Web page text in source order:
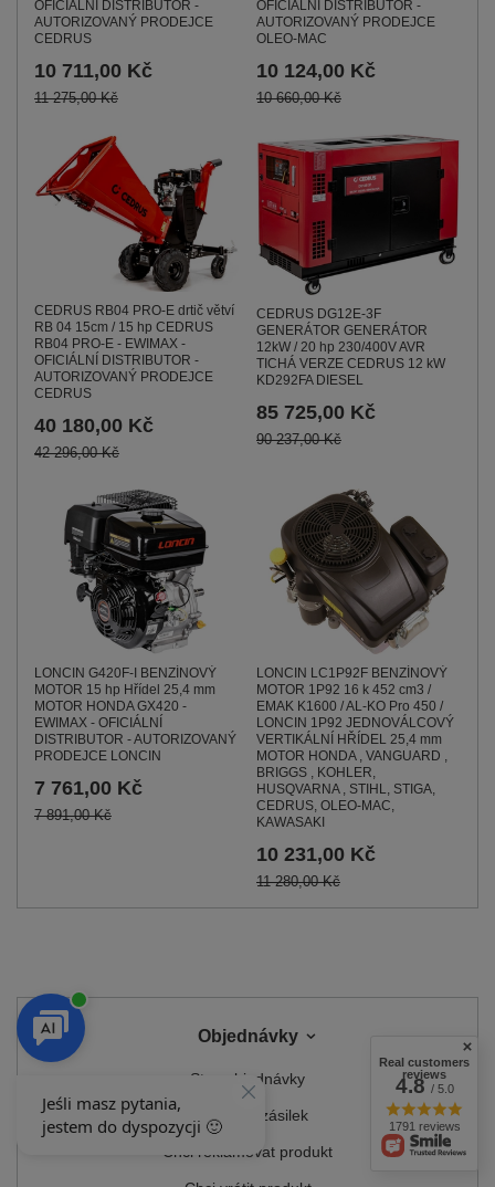
OFICIÁLNÍ DISTRIBUTOR -
AUTORIZOVANÝ PRODEJCE
CEDRUS
10 711,00 Kč
11 275,00 Kč
OFICIÁLNÍ DISTRIBUTOR -
AUTORIZOVANÝ PRODEJCE
OLEO-MAC
10 124,00 Kč
10 660,00 Kč
CEDRUS RB04 PRO-E drtič větví
RB 04 15cm / 15 hp CEDRUS
RB04 PRO-E - EWIMAX -
OFICIÁLNÍ DISTRIBUTOR -
AUTORIZOVANÝ PRODEJCE
CEDRUS
40 180,00 Kč
42 296,00 Kč
CEDRUS DG12E-3F
GENERÁTOR GENERÁTOR
12kW / 20 hp 230/400V AVR
TICHÁ VERZE CEDRUS 12 kW
KD292FA DIESEL
85 725,00 Kč
90 237,00 Kč
LONCIN G420F-I BENZÍNOVÝ
MOTOR 15 hp Hřídel 25,4 mm
MOTOR HONDA GX420 -
EWIMAX - OFICIÁLNÍ
DISTRIBUTOR - AUTORIZOVANÝ
PRODEJCE LONCIN
7 761,00 Kč
7 891,00 Kč
LONCIN LC1P92F BENZÍNOVÝ
MOTOR 1P92 16 k 452 cm3 /
EMAK K1600 / AL-KO Pro 450 /
LONCIN 1P92 JEDNOVÁLCOVÝ
VERTIKÁLNÍ HŘÍDEL 25,4 mm
MOTOR HONDA , VANGUARD ,
BRIGGS , KOHLER,
HUSQVARNA , STIHL, STIGA,
CEDRUS, OLEO-MAC,
KAWASAKI
10 231,00 Kč
11 280,00 Kč
Objednávky
Stav objednávky
Sledování zásilek
Chci reklamovat produkt
Real customers
reviews
4.8/ 5.0
1791 reviews